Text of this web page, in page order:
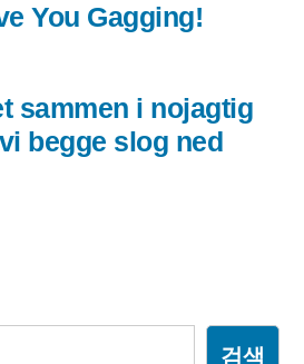
sammen i nojagtig
begge slog ned
You Gagging!
검색